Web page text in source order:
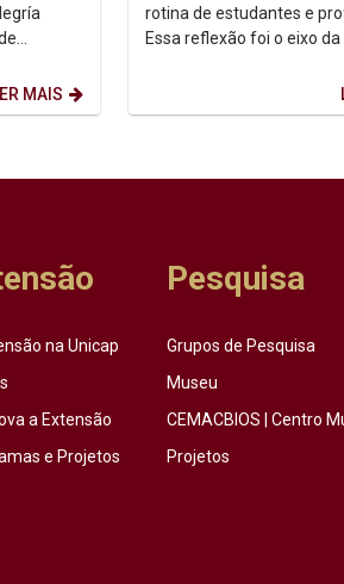
MAIS
rotina de estudantes e
Essa reflexão foi o eixo
na Unicap
a Extensão
e Projetos
Pesquisa
Grupos de Pesquisa
Museu
CEMACBIOS | Centro
Projetos